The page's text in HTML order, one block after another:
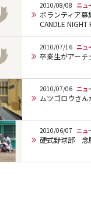
2010/08/08 ニュ
ボランティア募
CANDLE NIGHT
2010/07/16 ニュ
卒業生がアー
2010/07/06 ニュ
ムツゴロウさん
2010/06/07 ニュ
硬式野球部 念